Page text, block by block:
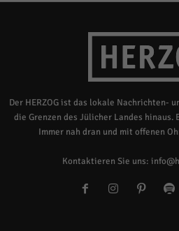
Der HERZOG ist das lokale Nachrichten-
die Grenzen des Jülicher Landes hinaus.
Immer nah dran und mit offenen
Kontaktieren Sie uns: